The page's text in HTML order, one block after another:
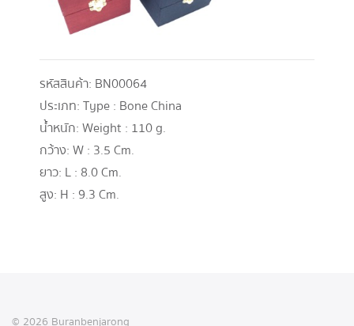
รหัสสินค้า: BN00064
ประเภท:Type : Bone China
น้ำหนัก:Weight : 110 g.
กว้าง:W : 3.5 Cm.
ยาว: L : 8.0 Cm.
สูง: H : 9.3 Cm.
© 2026 Buranbenjarong